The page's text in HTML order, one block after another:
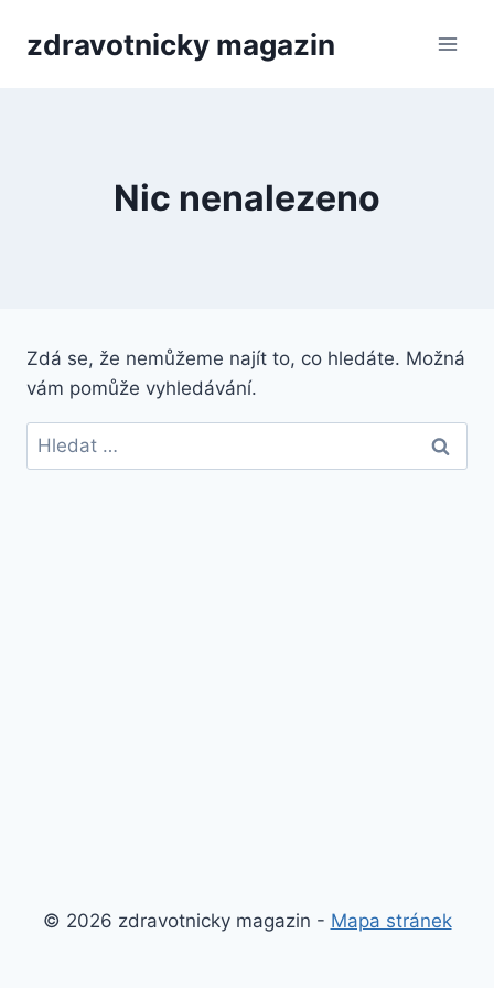
zdravotnicky magazin
Nic nenalezeno
Zdá se, že nemůžeme najít to, co hledáte. Možná
vám pomůže vyhledávání.
Vyhledávání
© 2026 zdravotnicky magazin - Mapa stránek